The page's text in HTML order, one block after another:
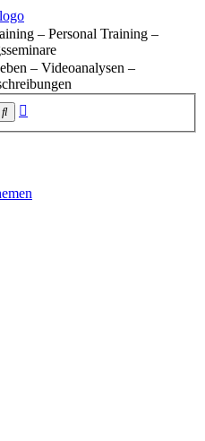
– Personal Training –
– Videoanalysen –
Suche